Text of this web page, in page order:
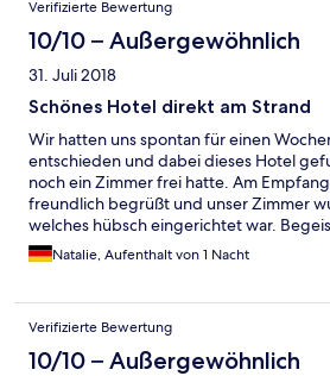
Verifizierte Bewertung
10/10 – Außergewöhnlich
31. Juli 2018
Schönes Hotel direkt am Strand
Wir hatten uns spontan für einen
entschieden und dabei dieses Hotel
noch ein Zimmer frei hatte. Am
freundlich begrüßt und unser Zimmer
welches hübsch eingerichtet war.
allem auch von dem Badezimmer mit der
Frühstückbüffet am nächsten Morgen
freundlich und zuvorkommend
sehr zufrieden und werden gerne
Natalie, Aufenthalt von 1 Nacht
Verifizierte Bewertung
10/10 – Außergewöhnlich